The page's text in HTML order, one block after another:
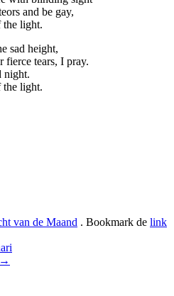
and be gay,
the light.
sad height,
fierce tears, I pray.
night.
the light.
van de Maand . Bookmark de link
→